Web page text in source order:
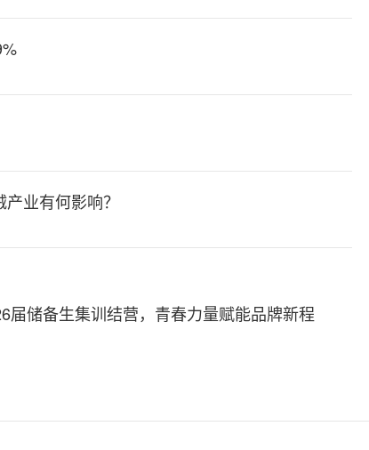
业有何影响？
届储备生集训结营，青春力量赋能品牌新程